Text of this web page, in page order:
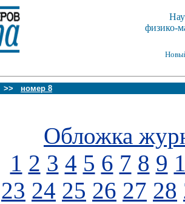
физико-
>> номер 8
Обложка
1 2 3 4 5 6 7 8 9
23 24 25 26 27 28